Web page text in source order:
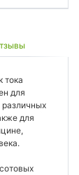
тока
для
различных
для